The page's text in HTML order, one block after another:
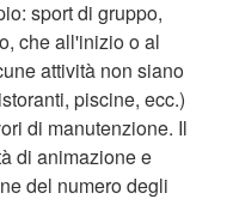
sport di gruppo,
che all'inizio o al
attività non siano
piscine, ecc.)
di manutenzione. Il
di animazione e
del numero degli